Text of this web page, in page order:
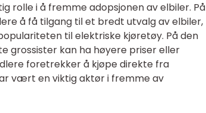
rolle i å fremme adopsjonen av elbiler. På
å få tilgang til et bredt utvalg av elbiler,
til elektriske kjøretøy. På den
grossister kan ha høyere priser eller
foretrekker å kjøpe direkte fra
vært en viktig aktør i fremme av